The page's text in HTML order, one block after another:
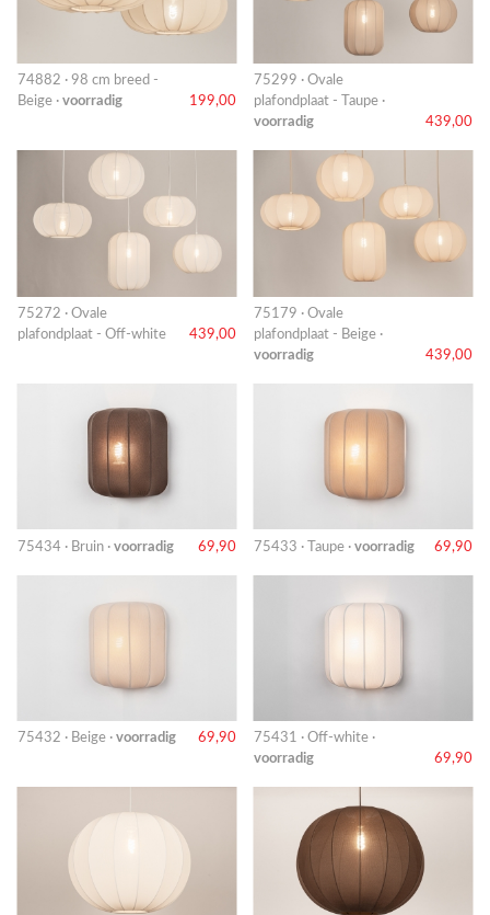
74882 · 98 cm breed -
Beige · voorradig 199,00
75299 · Ovale
plafondplaat - Taupe ·
voorradig
439,00
75272 · Ovale
plafondplaat - Off-white
439,00
75179 · Ovale
plafondplaat - Beige ·
voorradig
439,00
75434 · Bruin · voorradig 69,90 75433 · Taupe · voorradig 69,90
75432 · Beige · voorradig 69,90
75431 · Off-white ·
voorradig
69,90